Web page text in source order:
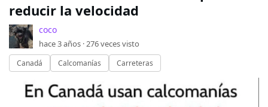
reducir la velocidad
coco
hace 3 años ·276veces visto
Canadá Calcomanías Carreteras